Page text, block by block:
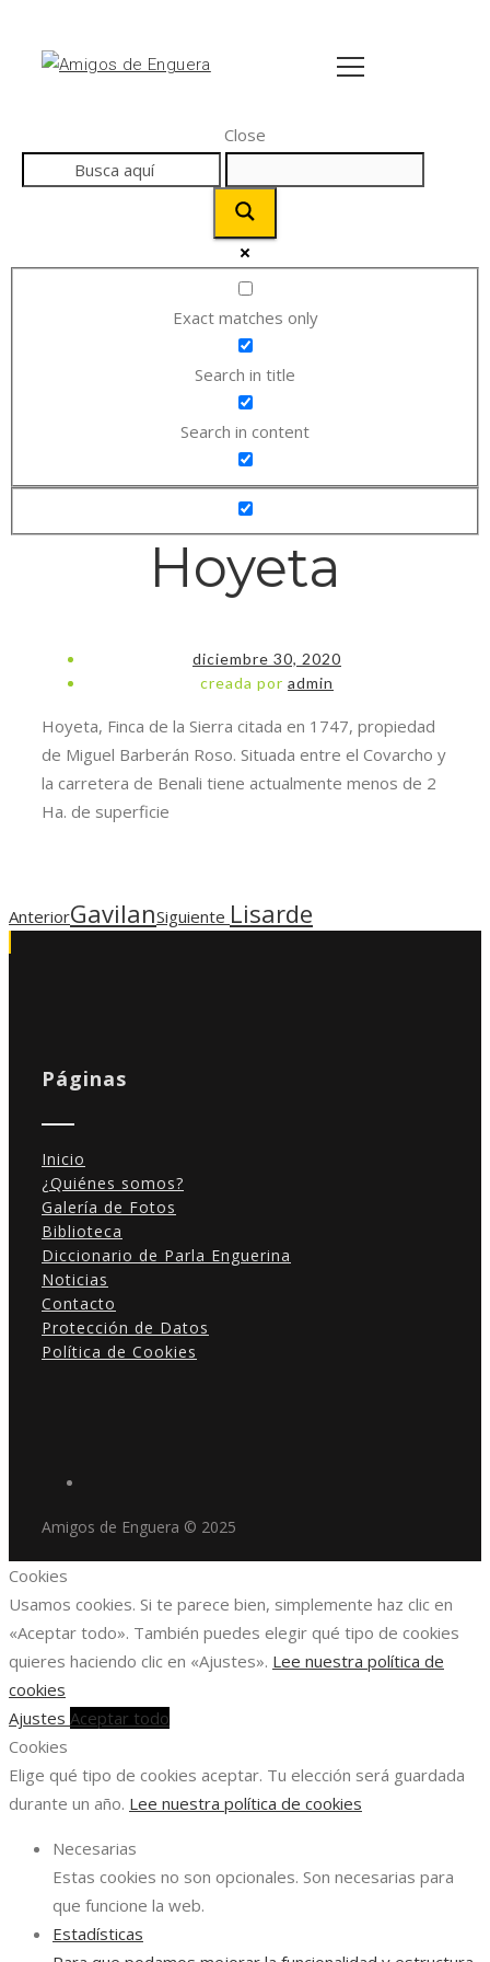
Close
Exact matches only
Search in title
Search in content
Hoyeta
diciembre 30, 2020
creada por admin
Hoyeta, Finca de la Sierra citada en 1747, propiedad
de Miguel Barberán Roso. Situada entre el Covarcho y
la carretera de Benali tiene actualmente menos de 2
Ha. de superficie
AnteriorGavilanSiguiente Lisarde
Páginas
Inicio
¿Quiénes somos?
Galería de Fotos
Biblioteca
Diccionario de Parla Enguerina
Noticias
Contacto
Protección de Datos
Política de Cookies
Amigos de Enguera © 2025
Cookies
Usamos cookies. Si te parece bien, simplemente haz clic en
«Aceptar todo». También puedes elegir qué tipo de cookies
quieres haciendo clic en «Ajustes». Lee nuestra política de
cookies
Ajustes Aceptar todo
Cookies
Elige qué tipo de cookies aceptar. Tu elección será guardada
durante un año. Lee nuestra política de cookies
Necesarias
Estas cookies no son opcionales. Son necesarias para
que funcione la web.
Estadísticas